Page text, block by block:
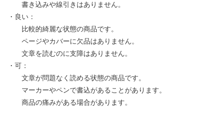
書き込みや線引きはありません。
・良い：
比較的綺麗な状態の商品です。
ページやカバーに欠品はありません。
文章を読むのに支障はありません。
・可：
文章が問題なく読める状態の商品です。
マーカーやペンで書込があることがあります。
商品の痛みがある場合があります。